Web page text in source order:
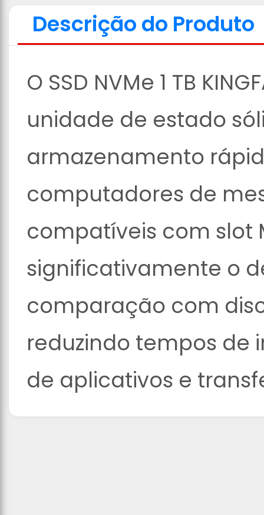
Descrição do Produto
O SSD NVMe 1 TB
unidade de estado
armazenamento
computadores de
compatíveis com slot
significativamente o
comparação com
reduzindo tempos de
de aplicativos e